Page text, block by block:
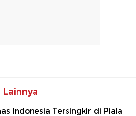
Indonesia Tersingkir di Piala